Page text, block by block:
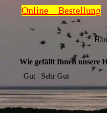
Online Bestellung
Wie gefällt Ihnen unsere
Gut
Sehr Gut